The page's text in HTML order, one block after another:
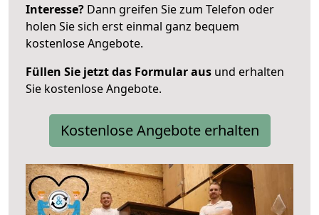
Interesse? Dann greifen Sie zum Telefon oder
holen Sie sich erst einmal ganz bequem
kostenlose Angebote.
Füllen Sie jetzt das Formular aus und erhalten
Sie kostenlose Angebote.
Kostenlose Angebote erhalten